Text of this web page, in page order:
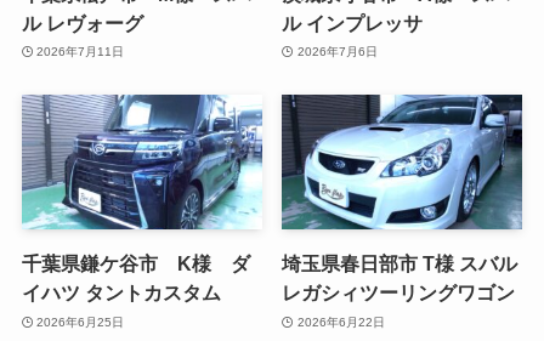
ル レヴォーグ
2026年7月11日
ル インプレッサ
2026年7月6日
千葉県鎌ケ谷市 K様 ダ
イハツ タントカスタム
2026年6月25日
埼玉県春日部市 T様 スバル
レガシィツーリングワゴン
2026年6月22日